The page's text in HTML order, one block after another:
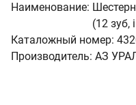
Наименование:
(12
Каталожный номер:
Производитель: АЗ